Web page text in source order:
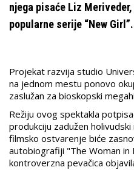
njega pisaće Liz
popularne serije “New Girl”.
Projekat razvija studio
na jednom mestu ponovo
zaslužan za bioskopski
Režiju ovog spektakla
produkciju zadužen
filmsko ostvarenje biće
autobiografiji "The Woman in
kontroverzna pevačica